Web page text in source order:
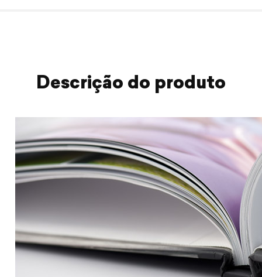
Descrição do produto